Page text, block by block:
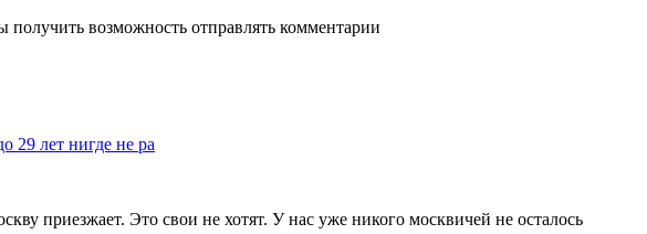
получить возможность отправлять комментарии
29 лет нигде не ра
приезжает. Это свои не хотят. У нас уже никого москвичей не осталось